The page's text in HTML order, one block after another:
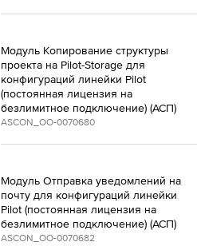
Модуль Копирование структуры
проекта на Pilot-Storage для
конфигураций линейки Pilot
(постоянная лицензия на
безлимитное подключение) (АСП)
ASCON_ОО-0070680
Модуль Отправка уведомлений на
почту для конфигураций линейки
Pilot (постоянная лицензия на
безлимитное подключение) (АСП)
ASCON_ОО-0070682